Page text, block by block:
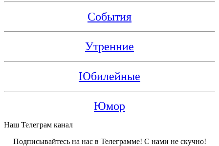
События
Утренние
Юбилейные
Юмор
Наш Телеграм канал
Подписывайтесь на нас в Телеграмме! С нами не скучно!